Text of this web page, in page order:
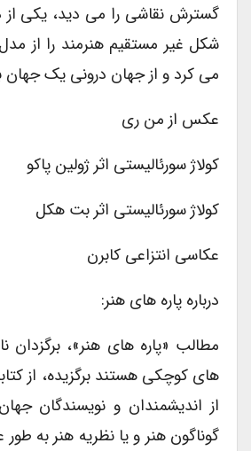
گسترش نقاشی را می دید، یکی از
شکل غیر مستقیم هنرمند را از مدل
می کرد و از جهان درونی یک جهان
عکس از من ری
کولاژ سورئالیستی اثر ژولین پاکو
کولاژ سورئالیستی اثر بت هکل
عکاسی انتزاعی کابرن
درباره پاره های هنر:
مطالب «پاره های هنر»، برگزدان
های کوچکی هستند برگزیده، از کتابی
از اندیشمندان و نویسندگان
گوناگون هنر و یا نظریه هنر به طور